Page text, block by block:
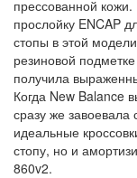
прессованной
прослойку ENCAP
стопы в этой
резиновой
получила
Когда New Balance
сразу же завоевала
идеальные
стопу, но и
860v2.